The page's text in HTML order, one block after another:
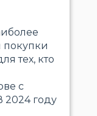
покупки
тех, кто
с
году